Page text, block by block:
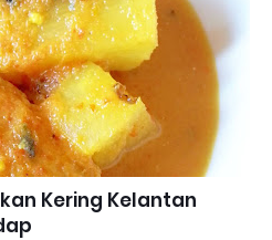
Kering Kelantan